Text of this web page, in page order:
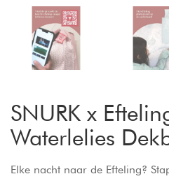
SNURK x
Waterlelies
Elke nacht naar de Efteling?